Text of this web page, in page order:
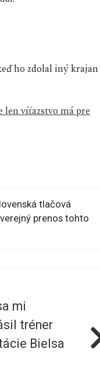
ho zdolal iný krajan
víťazstvo má pre
tlačová
prenos tohto
mi
tréner
Bielsa